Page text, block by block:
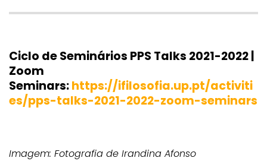
Ciclo de Seminários PPS Talks 2021-2022 |
Zoom
Seminars:https://ifilosofia.up.pt/activiti
es/pps-talks-2021-2022-zoom-seminars
Imagem: Fotografia de Irandina Afonso